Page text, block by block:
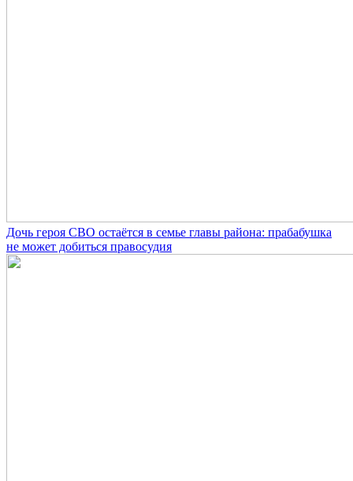
Дочь героя СВО остаётся в семье главы района: прабабушка
не может добиться правосудия